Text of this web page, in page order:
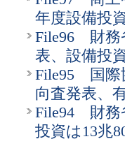
年度設備投
File96 財務
表、設備投
File95 国際
向査発表、
File94 財務
投資は13兆